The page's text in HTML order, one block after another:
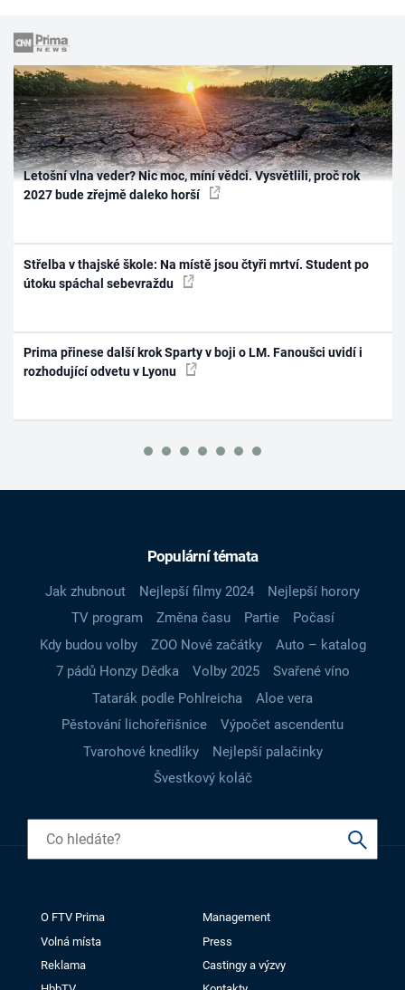
Letošní vlna veder? Nic moc, míní vědci. Vysvětlili, proč rok
2027 bude zřejmě daleko horší
Střelba v thajské škole: Na místě jsou čtyři mrtví. Student po
útoku spáchal sebevraždu
Prima přinese další krok Sparty v boji o LM. Fanoušci uvidí i
rozhodující odvetu v Lyonu
Populární témata
Jak zhubnout Nejlepší filmy 2024
Nejlepší horory
TV program
Změna času Partie
Počasí
Kdy budou volby
ZOO Nové začátky
Auto – katalog
7 pádů Honzy Dědka
Volby 2025
Svařené víno
Tatarák podle Pohlreicha
Aloe vera
Pěstování lichořeřišnice
Výpočet ascendentu
Tvarohové knedlíky
Nejlepší palačinky
Švestkový koláč
O FTV Prima
Management
Volná místa
Press
Reklama
Castingy a výzvy